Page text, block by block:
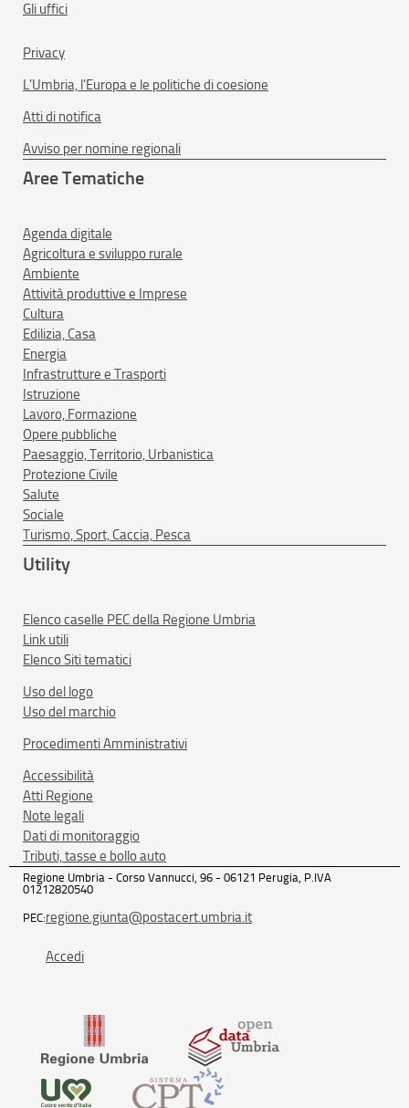
Gli uffici
Privacy
L'Umbria, l'Europa e le politiche di coesione
Atti di notifica
Avviso per nomine regionali
Aree Tematiche
Agenda digitale
Agricoltura e sviluppo rurale
Ambiente
Attività produttive e Imprese
Cultura
Edilizia, Casa
Energia
Infrastrutture e Trasporti
Istruzione
Lavoro, Formazione
Opere pubbliche
Paesaggio, Territorio, Urbanistica
Protezione Civile
Salute
Sociale
Turismo, Sport, Caccia, Pesca
Utility
Elenco caselle PEC della Regione Umbria
Link utili
Elenco Siti tematici
Uso del logo
Uso del marchio
Procedimenti Amministrativi
Accessibilità
Atti Regione
Note legali
Dati di monitoraggio
Tributi, tasse e bollo auto
Regione Umbria - Corso Vannucci, 96 - 06121 Perugia, P.IVA
01212820540
PEC:regione.giunta@postacert.umbria.it
Accedi